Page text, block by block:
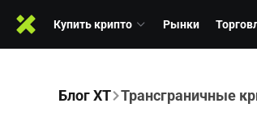
Купить крипто Рынки
Блог XT Трансграничные